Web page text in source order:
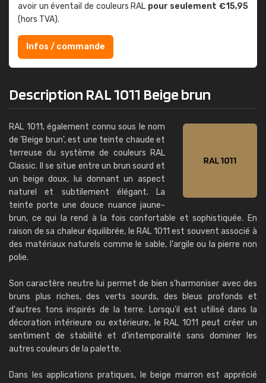
avoir un éventail de couleurs RAL pour seulement €15,95
(hors TVA).
Infos / commande
Description RAL 1011 Beige brun
RAL 1011, également connu sous le nom
de 'Beige brun', est une teinte chaude et
terreuse du système de couleurs RAL
Classic. Il se situe entre un brun sourd et
un beige doux, lui donnant un aspect
naturel et subtilement élégant. La
teinte porte une douce nuance jaune-
brun, ce qui la rend à la fois confortable et sophistiquée. En
raison de sa chaleur équilibrée, le RAL 1011 est souvent associé à
des matériaux naturels comme le sable, l'argile ou la pierre non
polie.
Son caractère neutre lui permet de bien s'harmoniser avec des
bruns plus riches, des verts sourds, des bleus profonds et
d'autres tons inspirés de la terre. Lorsqu'il est utilisé dans la
décoration intérieure ou extérieure, le RAL 1011 peut créer un
sentiment de stabilité et d'intemporalité sans dominer les
autres couleurs de la palette.
Dans les applications pratiques, le beige marron est apprécié